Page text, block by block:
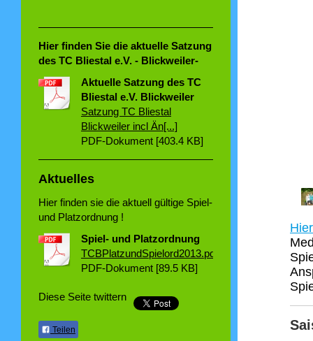
Hier finden Sie die aktuelle Satzung
des TC Bliestal e.V. - Blickweiler-
Aktuelle Satzung des TC
Bliestal e.V. Blickweiler
Satzung TC Bliestal
Blickweiler incl Än[...]
PDF-Dokument [403.4 KB]
Aktuelles
Hier finden sie die aktuell gültige Spiel-
und Platzordnung !
Spiel- und Platzordnung
TCBPlatzundSpielord2013.pdf
PDF-Dokument [89.5 KB]
Diese Seite twittern
Teilen
Hier